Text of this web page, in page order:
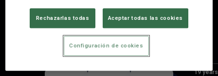
D. LUQUE
POSITION
MIDFIELDER
Birth
Age 19 years
Rechazarlas todas Aceptar todas las cookies
Configuración de cookies